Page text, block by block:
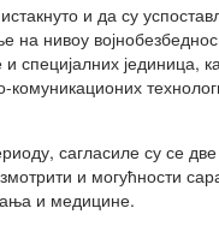
и да су
на нивоу
и специјалних јединица,
сагласиле су се две
и могућности
и медицине.